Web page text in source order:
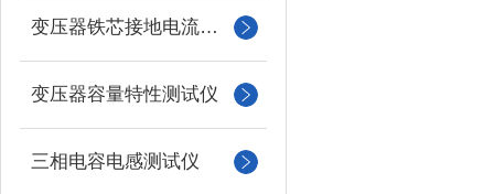
变压器铁芯接地电流测试仪
变压器容量特性测试仪
三相电容电感测试仪